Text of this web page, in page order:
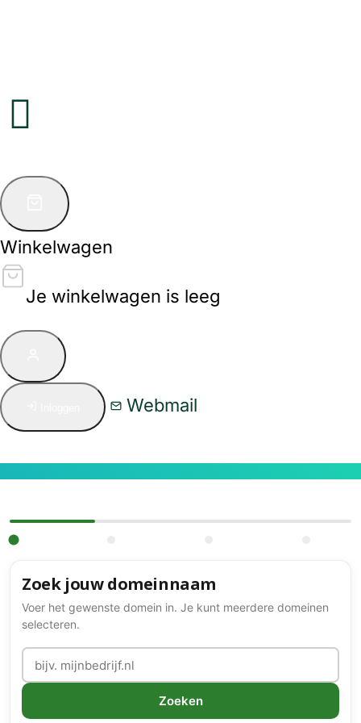
Winkelwagen
Je winkelwagen is leeg
Webmail
Zoek jouw domeinnaam
Voer het gewenste domein in. Je kunt meerdere domeinen
selecteren.
Zoeken